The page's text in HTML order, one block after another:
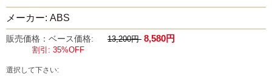
メーカー: ABS
販売価格：ベース価格: 13,200円 8,580円
割引: 35%OFF
選択して下さい: